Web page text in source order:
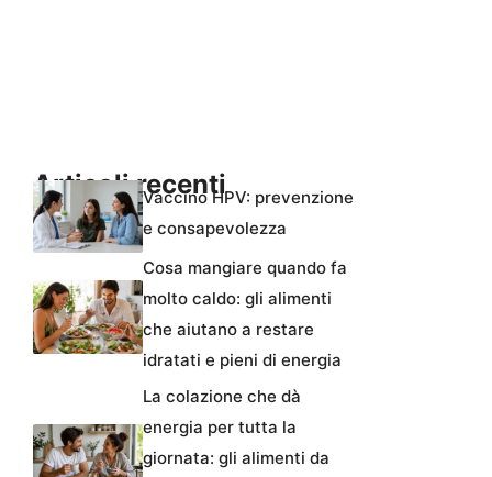
Articoli recentiVaccino HPV: prevenzione
e consapevolezza
Cosa mangiare quando fa
molto caldo: gli alimenti
che aiutano a restare
idratati e pieni di energia
La colazione che dà
energia per tutta la
giornata: gli alimenti da